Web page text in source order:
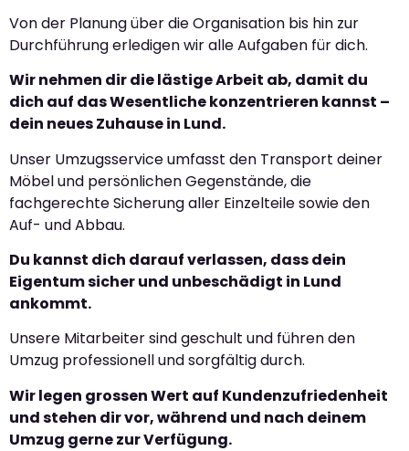
Von der Planung über die Organisation bis hin zur
Durchführung erledigen wir alle Aufgaben für dich.
Wir nehmen dir die lästige Arbeit ab, damit du
dich auf das Wesentliche konzentrieren kannst –
dein neues Zuhause in Lund.
Unser Umzugsservice umfasst den Transport deiner
Möbel und persönlichen Gegenstände, die
fachgerechte Sicherung aller Einzelteile sowie den
Auf- und Abbau.
Du kannst dich darauf verlassen, dass dein
Eigentum sicher und unbeschädigt in Lund
ankommt.
Unsere Mitarbeiter sind geschult und führen den
Umzug professionell und sorgfältig durch.
Wir legen grossen Wert auf Kundenzufriedenheit
und stehen dir vor, während und nach deinem
Umzug gerne zur Verfügung.